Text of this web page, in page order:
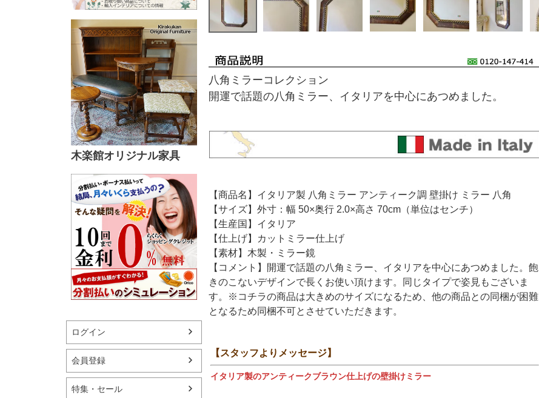
木楽館オリジナル家具
ログイン
会員登録
特集・セール
八角ミラーコレクション
開運で話題の八角ミラー、イタリアを中心にあつめました。
【商品名】イタリア製 八角ミラー アンティーク調 壁掛け ミラー 八角
【サイズ】外寸：幅 50×奥行 2.0×高さ 70cm（単位はセンチ）
【生産国】イタリア
【仕上げ】カットミラー仕上げ
【素材】木製・ミラー鏡
【コメント】開運で話題の八角ミラー、イタリアを中心にあつめました。飽
きのこないデザインで長くお使い頂けます。同じタイプで姿見もございま
す。※コチラの商品は大きめのサイズになるため、他の商品との同梱が困難
となるため同梱不可とさせていただきます。
【スタッフよりメッセージ】
イタリア製のアンティークブラウン仕上げの壁掛けミラー